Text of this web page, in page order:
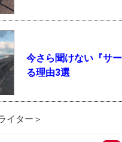
今さら聞けない『サ
る理由3選
イター＞